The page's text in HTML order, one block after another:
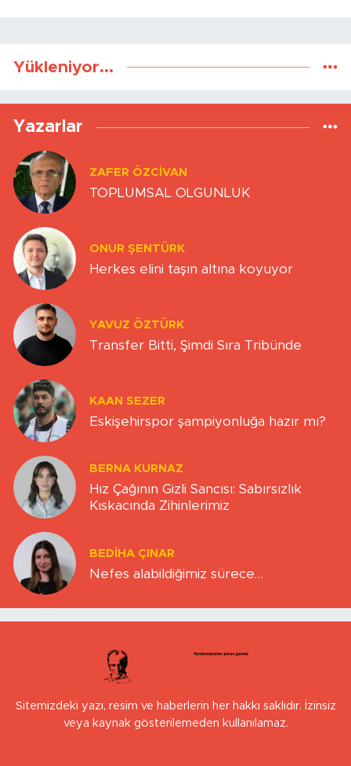
Yükleniyor...
Yazarlar
ZAFER ÖZCIVAN
TOPLUMSAL OLGUNLUK
ONUR ŞENTÜRK
Herkes elini taşın altına koyuyor
YAVUZ ÖZTÜRK
Transfer Bitti, Şimdi Sıra Tribünde
KAAN SEZER
Eskişehirspor şampiyonluğa hazır mı?
BERNA KURNAZ
Hız Çağının Gizli Sancısı: Sabırsızlık
Kıskacında Zihinlerimiz
BEDIHA ÇINAR
Nefes alabildiğimiz sürece…
Sitemizdeki yazı, resim ve haberlerin her hakkı saklıdır. İzinsiz
veya kaynak gösterilemeden kullanılamaz.